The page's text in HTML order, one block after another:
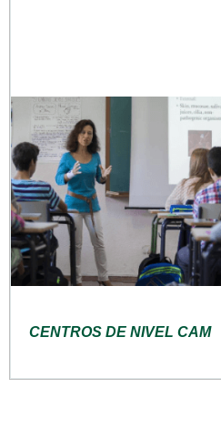
CENTROS DE NIVEL CAM